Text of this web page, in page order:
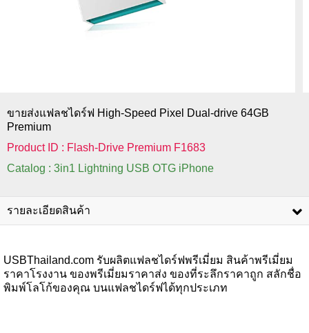
ขายส่งแฟลชไดร์ฟ High-Speed Pixel Dual-drive 64GB
Premium
Product ID : Flash-Drive Premium F1683
Catalog : 3in1 Lightning USB OTG iPhone
รายละเอียดสินค้า
USBThailand.com รับผลิตแฟลชไดร์ฟพรีเมี่ยม สินค้าพรีเมี่ยม
ราคาโรงงาน ของพรีเมี่ยมราคาส่ง ของที่ระลึกราคาถูก สลักชื่อ
พิมพ์โลโก้ของคุณ บนแฟลชไดร์ฟได้ทุกประเภท